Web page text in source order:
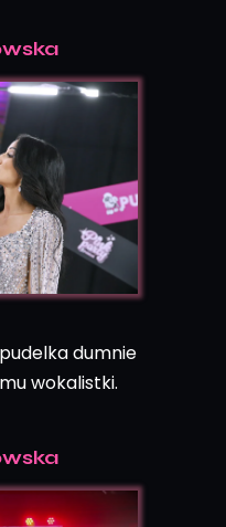
dumnie
wokalistki.